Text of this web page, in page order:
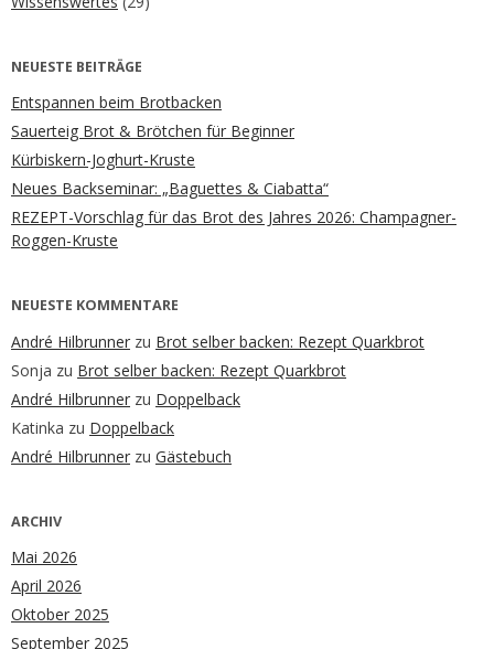
NEUESTE BEITRÄGE
Entspannen beim Brotbacken
Sauerteig Brot & Brötchen für Beginner
Kürbiskern-Joghurt-Kruste
Neues Backseminar: „Baguettes & Ciabatta“
REZEPT-Vorschlag für das Brot des Jahres 2026: Champagner-
Roggen-Kruste
NEUESTE KOMMENTARE
André Hilbrunner zu Brot selber backen: Rezept Quarkbrot
Sonja zu Brot selber backen: Rezept Quarkbrot
André Hilbrunner zu Doppelback
Katinka zu Doppelback
André Hilbrunner zu Gästebuch
ARCHIV
Mai 2026
April 2026
Oktober 2025
September 2025